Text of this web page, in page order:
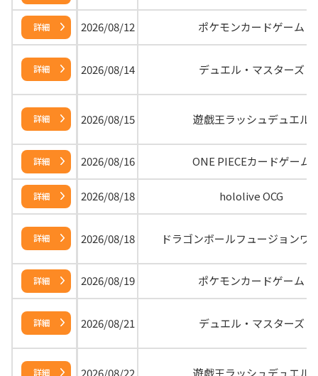
詳細 2026/08/12 ポケモンカードゲーム
詳細 2026/08/14 デュエル・マスターズ
詳細 2026/08/15 遊戯王ラッシュデュエル
詳細 2026/08/16 ONE PIECEカードゲーム
詳細 2026/08/18 hololive OCG
詳細 2026/08/18 ドラゴンボールフュージョンワ
詳細 2026/08/19 ポケモンカードゲーム
詳細 2026/08/21 デュエル・マスターズ
詳細 2026/08/22 遊戯王ラッシュデュエル